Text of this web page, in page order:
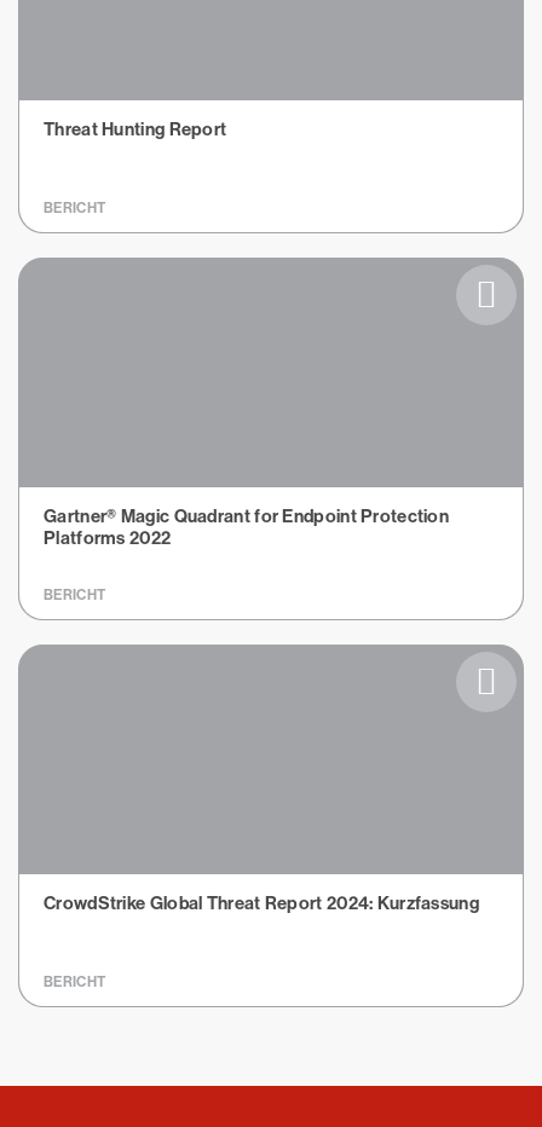
Threat Hunting Report
BERICHT
Gartner® Magic Quadrant for Endpoint Protection
Platforms 2022
BERICHT
CrowdStrike Global Threat Report 2024: Kurzfassung
BERICHT